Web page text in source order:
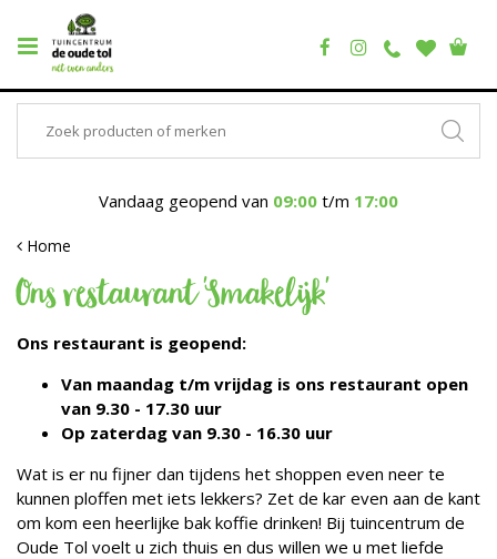
Vandaag geopend van 09:00 t/m 17:00
Home
Ons restaurant 'Smakelijk'
Ons restaurant is geopend:
Van maandag t/m vrijdag is ons restaurant open
van 9.30 - 17.30 uur
Op zaterdag van 9.30 - 16.30 uur
Wat is er nu fijner dan tijdens het shoppen even neer te
kunnen ploffen met iets lekkers? Zet de kar even aan de kant
om kom een heerlijke bak koffie drinken! Bij tuincentrum de
Oude Tol voelt u zich thuis en dus willen we u met liefde